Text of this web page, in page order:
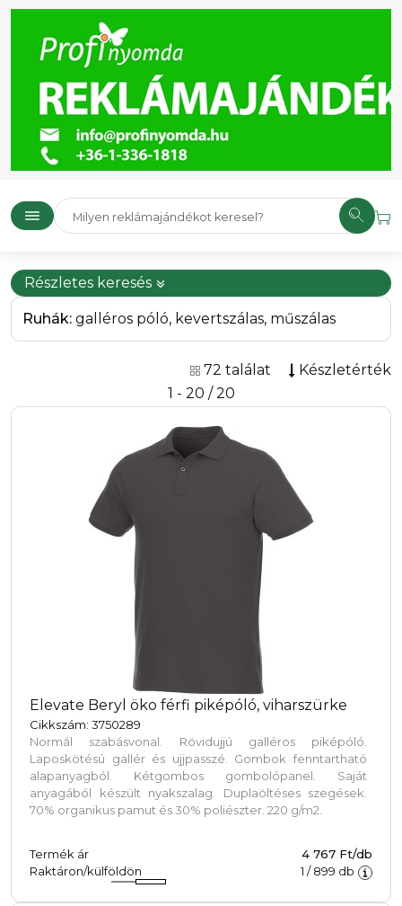
Részletes keresés
Ruhák: galléros póló, kevertszálas, műszálas
72 találat
Készletérték
1 - 20 / 20
Elevate Beryl öko férfi piképóló, viharszürke
Cikkszám: 3750289
Normál szabásvonal. Rövidujjú galléros piképóló.
Laposkötésú gallér és ujjpasszé. Gombok fenntartható
alapanyagból. Kétgombos gombolópanel. Saját
anyagából készült nyakszalag. Duplaöltéses szegések.
70% organikus pamut és 30% poliészter. 220 g/m2.
Termék ár
4 767 Ft/db
Raktáron/külföldön
1 /899 db